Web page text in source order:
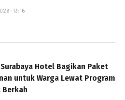
- 13:16
Surabaya Hotel Bagikan Paket
untuk Warga Lewat Program
Berkah